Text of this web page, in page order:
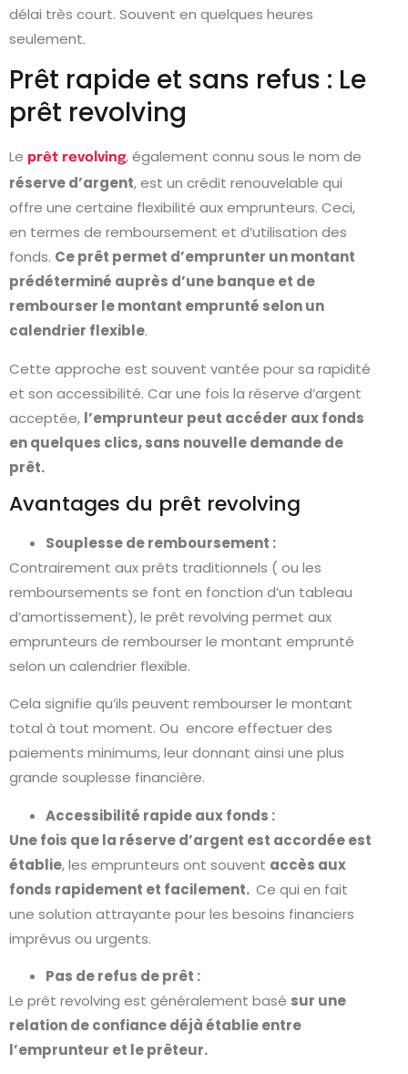
délai très court. Souvent en quelques heures
seulement.
Prêt rapide et sans refus : Le
prêt revolving
Le prêt revolving, également connu sous le nom de
réserve d’argent, est un crédit renouvelable qui
offre une certaine flexibilité aux emprunteurs. Ceci,
en termes de remboursement et d’utilisation des
fonds. Ce prêt permet d’emprunter un montant
prédéterminé auprès d’une banque et de
rembourser le montant emprunté selon un
calendrier flexible.
Cette approche est souvent vantée pour sa rapidité
et son accessibilité. Car une fois la réserve d’argent
acceptée, l’emprunteur peut accéder aux fonds
en quelques clics, sans nouvelle demande de
prêt.
Avantages du prêt revolving
Souplesse de remboursement :
Contrairement aux prêts traditionnels ( ou les
remboursements se font en fonction d’un tableau
d’amortissement), le prêt revolving permet aux
emprunteurs de rembourser le montant emprunté
selon un calendrier flexible.
Cela signifie qu’ils peuvent rembourser le montant
total à tout moment. Ou encore effectuer des
paiements minimums, leur donnant ainsi une plus
grande souplesse financière.
Accessibilité rapide aux fonds :
Une fois que la réserve d’argent est accordée est
établie, les emprunteurs ont souvent accès aux
fonds rapidement et facilement. Ce qui en fait
une solution attrayante pour les besoins financiers
imprévus ou urgents.
Pas de refus de prêt :
Le prêt revolving est généralement basé sur une
relation de confiance déjà établie entre
l’emprunteur et le prêteur.